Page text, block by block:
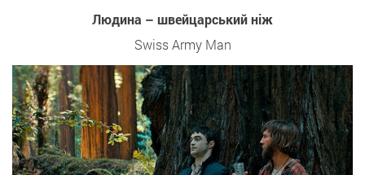
Людина – швейцарський ніж
Swiss Army Man